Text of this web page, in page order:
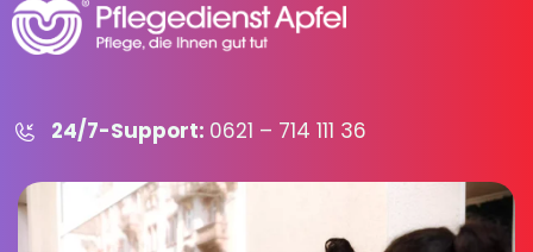
24/7-Support: 0621 – 714 111 36